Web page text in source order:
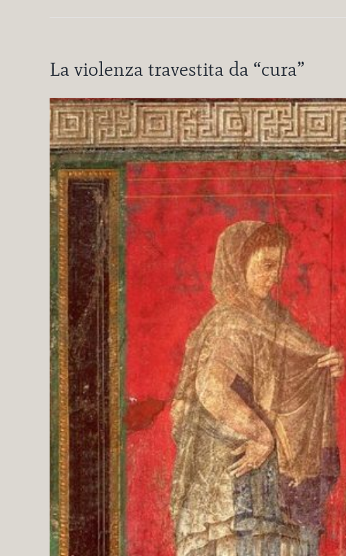
La violenza travestita da “cura”
Ingrandisci
immagine